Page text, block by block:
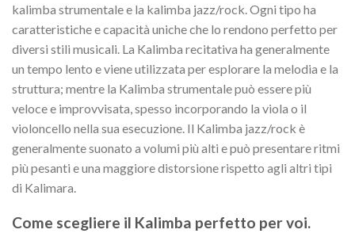
kalimba strumentale e la kalimba jazz/rock. Ogni tipo ha
caratteristiche e capacità uniche che lo rendono perfetto per
diversi stili musicali. La Kalimba recitativa ha generalmente
un tempo lento e viene utilizzata per esplorare la melodia e la
struttura; mentre la Kalimba strumentale può essere più
veloce e improvvisata, spesso incorporando la viola o il
violoncello nella sua esecuzione. Il Kalimba jazz/rock è
generalmente suonato a volumi più alti e può presentare ritmi
più pesanti e una maggiore distorsione rispetto agli altri tipi
di Kalimara.
Come scegliere il Kalimba perfetto per voi.